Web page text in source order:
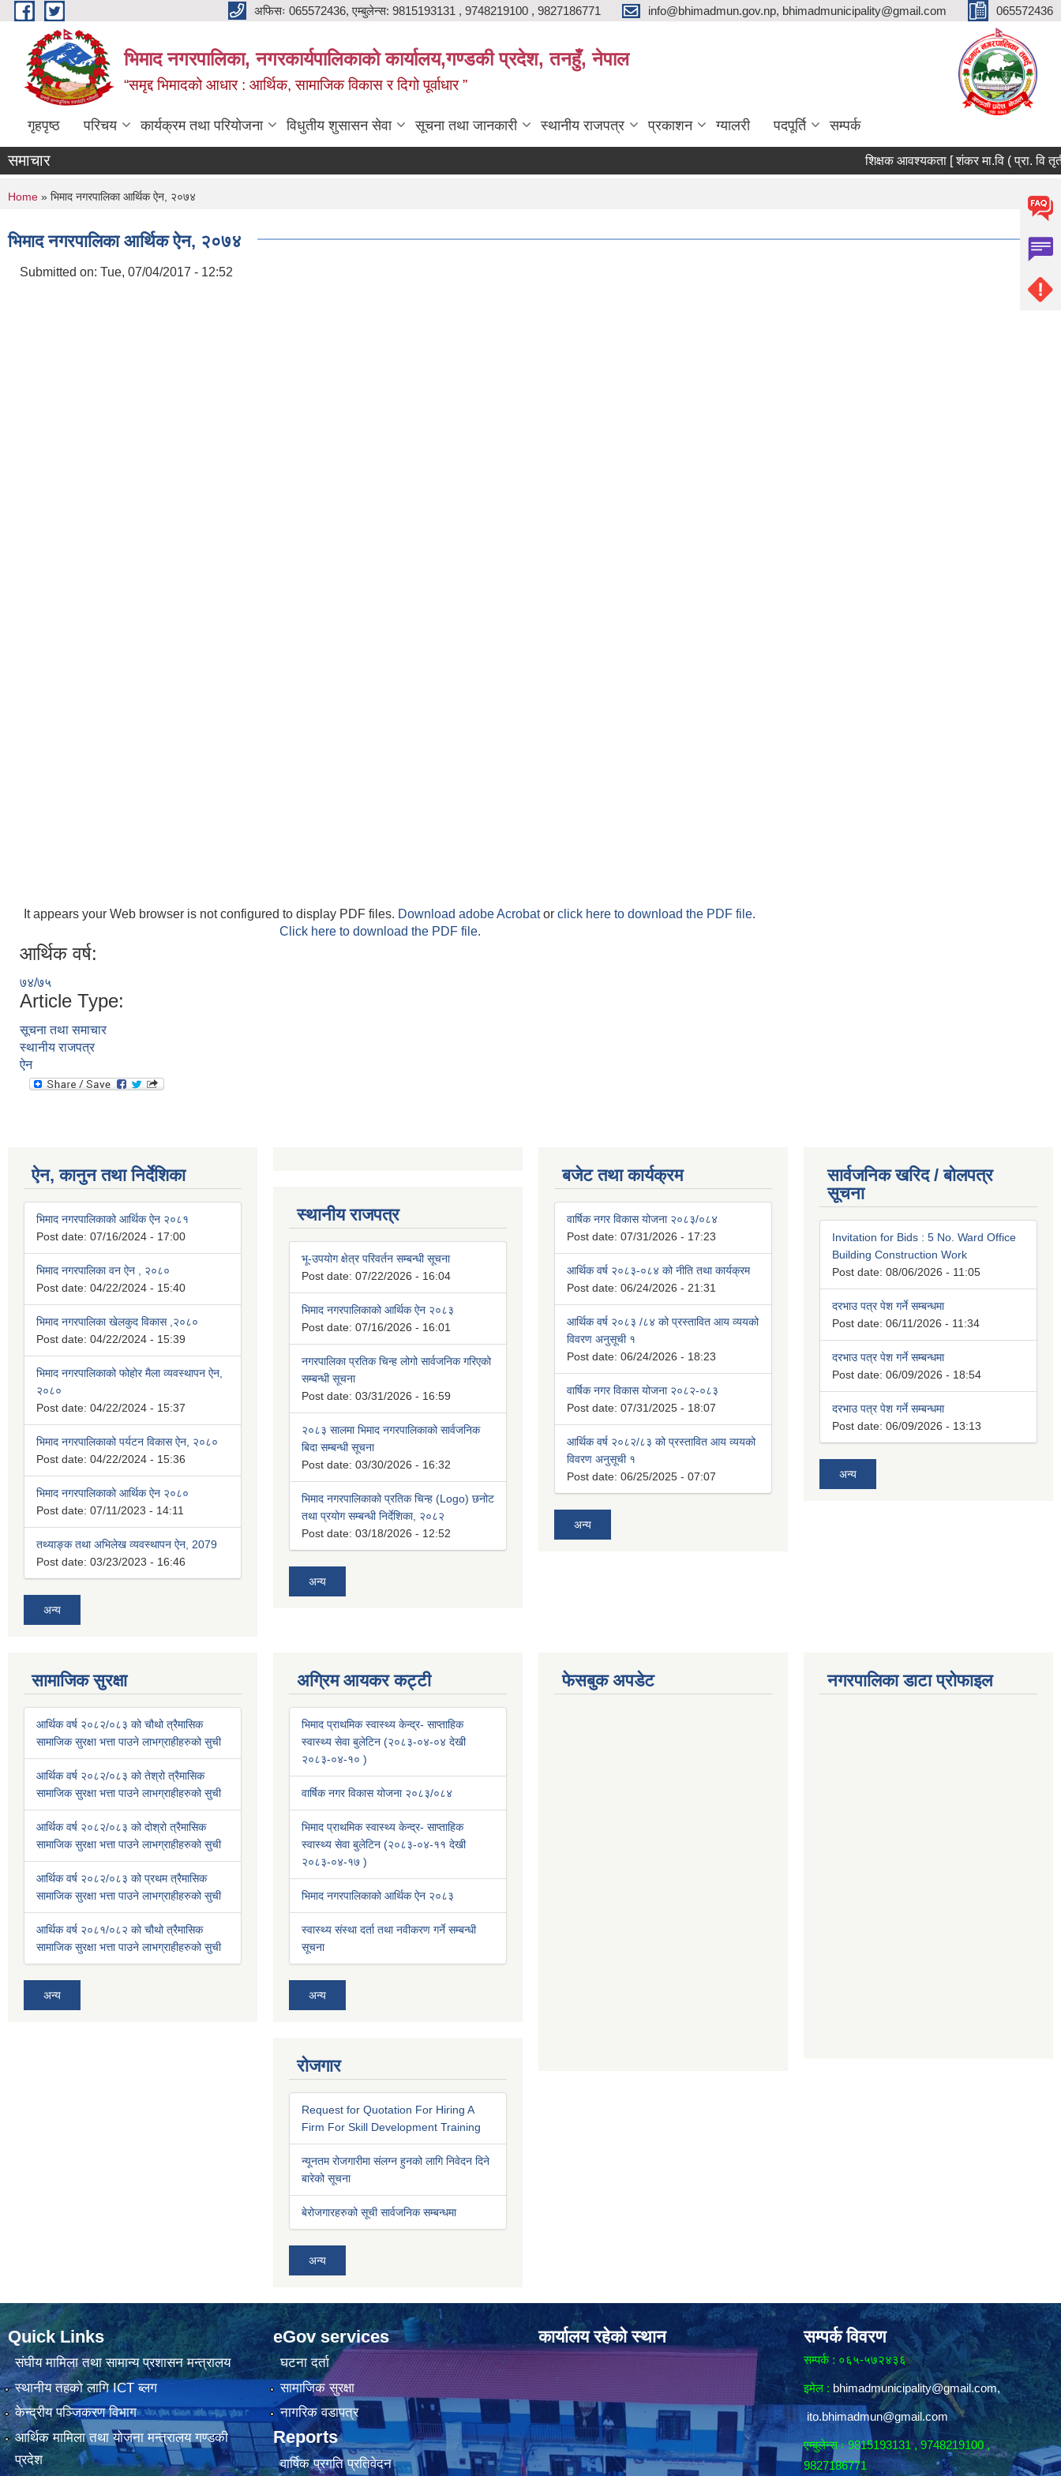
Skip to main content अफिसः 065572436, ‍‍एम्बुलेन्स: 9815193131 , 9748219100 , 9827186771 info@bhimadmun.gov.np, bhimadmunicipality@gmail.com 065572436
भिमाद नगरपालिका, नगरकार्यपालिकाको कार्यालय,गण्डकी प्रदेश, तनहुँ, नेपाल
“समृद्द भिमादको आधार : आर्थिक, सामाजिक विकास र दिगो पूर्वाधार ”
गृहपृष्ठ परिचय कार्यक्रम तथा परियोजना विधुतीय शुसासन सेवा सूचना तथा जानकारी स्थानीय राजपत्र प्रकाशन ग्यालरी पदपूर्ति सम्पर्क
समाचार शिक्षक आवश्यकता [ शंकर
You are here
Home » भिमाद नगरपालिका आर्थिक ऐन, २०७४
भिमाद नगरपालिका आर्थिक ऐन, २०७४
Submitted on: Tue, 07/04/2017 - 12:52
It appears your Web browser is not configured to display PDF files. Download adobe Acrobator click here to download the PDF file.
Click here to download the PDF file.
आर्थिक वर्ष:
७४/७५
Article Type:
सूचना तथा समाचार
स्थानीय राजपत्र
ऐन
ऐन, कानुन तथा निर्देशिका
भिमाद नगरपालिकाको आर्थिक ऐन २०८१
Post date: 07/16/2024 - 17:00
भिमाद नगरपालिका वन ऐन , २०८०
Post date: 04/22/2024 - 15:40
भिमाद नगरपालिका खेलकुद विकास ,२०८०
Post date: 04/22/2024 - 15:39
भिमाद नगरपालिकाको फोहोर मैला व्यवस्थापन ऐन,
२०८०
Post date: 04/22/2024 - 15:37
भिमाद नगरपालिकाको पर्यटन विकास ऐन, २०८०
Post date: 04/22/2024 - 15:36
भिमाद नगरपालिकाको आर्थिक ऐन २०८०
Post date: 07/11/2023 - 14:11
तथ्याङ्क तथा अभिलेख व्यवस्थापन ऐन, 2079
Post date: 03/23/2023 - 16:46
अन्य
स्थानीय राजपत्र
भू-उपयोग क्षेत्र परिवर्तन सम्बन्धी सूचना
Post date: 07/22/2026 - 16:04
भिमाद नगरपालिकाको आर्थिक ऐन २०८३
Post date: 07/16/2026 - 16:01
नगरपालिका प्रतिक चिन्ह लोगो सार्वजनिक गरिएको
सम्बन्धी सूचना
Post date: 03/31/2026 - 16:59
२०८३ सालमा भिमाद नगरपालिकाको सार्वजनिक
बिदा सम्बन्धी सूचना
Post date: 03/30/2026 - 16:32
भिमाद नगरपालिकाको प्रतिक चिन्ह (Logo) छनोट
तथा प्रयोग सम्बन्धी निर्देशिका, २०८२
Post date: 03/18/2026 - 12:52
अन्य
बजेट तथा कार्यक्रम
वार्षिक नगर विकास योजना २०८३/०८४
Post date: 07/31/2026 - 17:23
आर्थिक वर्ष २०८३-०८४ को नीति तथा कार्यक्रम
Post date: 06/24/2026 - 21:31
आर्थिक वर्ष २०८३ /८४ को प्रस्तावित आय व्ययको
विवरण अनुसूची १
Post date: 06/24/2026 - 18:23
वार्षिक नगर विकास योजना २०८२-०८३
Post date: 07/31/2025 - 18:07
आर्थिक वर्ष २०८२/८३ को प्रस्तावित आय व्ययको
विवरण अनुसूची १
Post date: 06/25/2025 - 07:07
अन्य
सार्वजनिक खरिद / बोलपत्र
सूचना
Invitation for Bids : 5 No. Ward Office
Building Construction Work
Post date: 08/06/2026 - 11:05
दरभाउ पत्र पेश गर्ने सम्बन्धमा
Post date: 06/11/2026 - 11:34
दरभाउ पत्र पेश गर्ने सम्बन्धमा
Post date: 06/09/2026 - 18:54
दरभाउ पत्र पेश गर्ने सम्बन्धमा
Post date: 06/09/2026 - 13:13
अन्य
सामाजिक सुरक्षा
आर्थिक वर्ष २०८२/०८३ को चौथो त्रैमासिक
सामाजिक सुरक्षा भत्ता पाउने लाभग्राहीहरुको सुची
आर्थिक वर्ष २०८२/०८३ को तेश्रो त्रैमासिक
सामाजिक सुरक्षा भत्ता पाउने लाभग्राहीहरुको सुची
आर्थिक वर्ष २०८२/०८३ को दोश्रो त्रैमासिक
सामाजिक सुरक्षा भत्ता पाउने लाभग्राहीहरुको सुची
आर्थिक वर्ष २०८२/०८३ को प्रथम त्रैमासिक
सामाजिक सुरक्षा भत्ता पाउने लाभग्राहीहरुको सुची
आर्थिक वर्ष २०८१/०८२ को चौथो त्रैमासिक
सामाजिक सुरक्षा भत्ता पाउने लाभग्राहीहरुको सुची
अन्य
अग्रिम आयकर कट्टी
भिमाद प्राथमिक स्वास्थ्य केन्द्र- साप्ताहिक
स्वास्थ्य सेवा बुलेटिन (२०८३-०४-०४ देखी
२०८३-०४-१० )
वार्षिक नगर विकास योजना २०८३/०८४
भिमाद प्राथमिक स्वास्थ्य केन्द्र- साप्ताहिक
स्वास्थ्य सेवा बुलेटिन (२०८३-०४-११ देखी
२०८३-०४-१७ )
भिमाद नगरपालिकाको आर्थिक ऐन २०८३
स्वास्थ्य संस्था दर्ता तथा नवीकरण गर्ने सम्बन्धी
सूचना
अन्य
रोजगार
Request for Quotation For Hiring A
Firm For Skill Development Training
न्यूनतम रोजगारीमा संलग्न हुनको लागि निवेदन दिने
बारेको सूचना
बेरोजगारहरुको सूची सार्वजनिक सम्बन्धमा
अन्य
फेसबुक अपडेट नगरपालिका डाटा प्रोफाइल
Quick Links
संघीय मामिला तथा सामान्य प्रशासन मन्त्रालय
स्थानीय तहको लागि ICT ब्लग
केन्द्रीय पञ्जिकरण विभाग
आर्थिक मामिला तथा योजना मन्त्रालय गण्डकी
प्रदेश
eGov services
घटना दर्ता
सामाजिक सुरक्षा
नागरिक वडापत्र
Reports
वार्षिक प्रगति प्रतिवेदन
कार्यालय रहेको स्थान सम्पर्क विवरण
सम्पर्क : ०६५-५७२४३६
इमेल : bhimadmunicipality@gmail.com,
ito.bhimadmun@gmail.com
एम्बुलेन्स ः 9815193131 , 9748219100 ,
9827186771